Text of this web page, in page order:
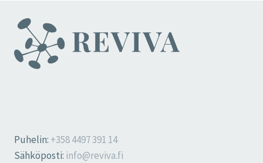
Puhelin: +358 4497 391 14
Sähköposti: info@reviva.fi